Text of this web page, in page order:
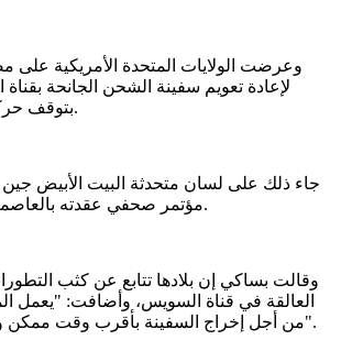
وعرضت الولايات المتحدة الأمريكية على
لإعادة تعويم سفينة الشحن الجانحة
بتوقف حركة الملاحة في القناة.
جاء ذلك على لسان متحدثة البيت الأبيض
مؤتمر صحفي عقدته بالعاصمة الأمريكية واشنطن.
وقالت بساكي إن بلادها تتابع عن كثب
العالقة في قناة السويس، وأضافت: "يعمل
من أجل إخراج السفينة بأقرب وقت ممكن وإعادة الملاحة للقناة".